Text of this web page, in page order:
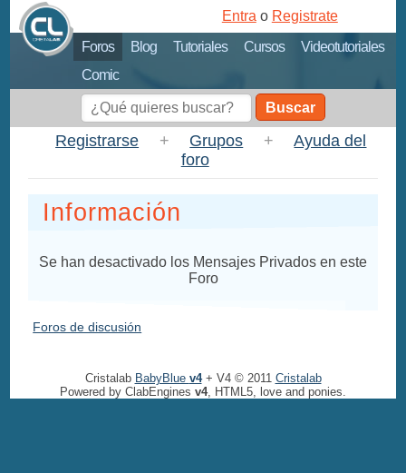
Foros Blog Tutoriales Cursos
Videotutoriales
Comic
Entra o Registrate
Buscar
Registrarse + Grupos +
Ayuda del
foro
Información
Se han desactivado los Mensajes Privados en este
Foro
Foros de discusión
Cristalab BabyBlue v4+ V4 © 2011 Cristalab
Powered by ClabEngines v4, HTML5, love and ponies.